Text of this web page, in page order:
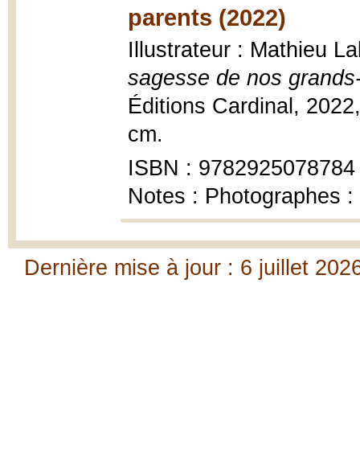
parents (2022)
Illustrateur : Mathieu
sagesse de nos
Éditions Cardinal,
cm.
ISBN : 9782925078784
Notes : Photographes
Dernière mise à jour : 6 juillet